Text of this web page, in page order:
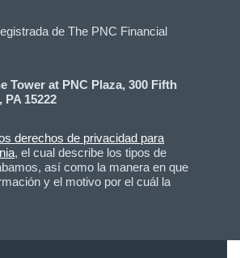
de The PNC Financial
Tower at PNC Plaza, 300 Fifth
15222
derechos de privacidad para
, el cual describe los tipos de
así como la manera en que
y el motivo por el cuál la